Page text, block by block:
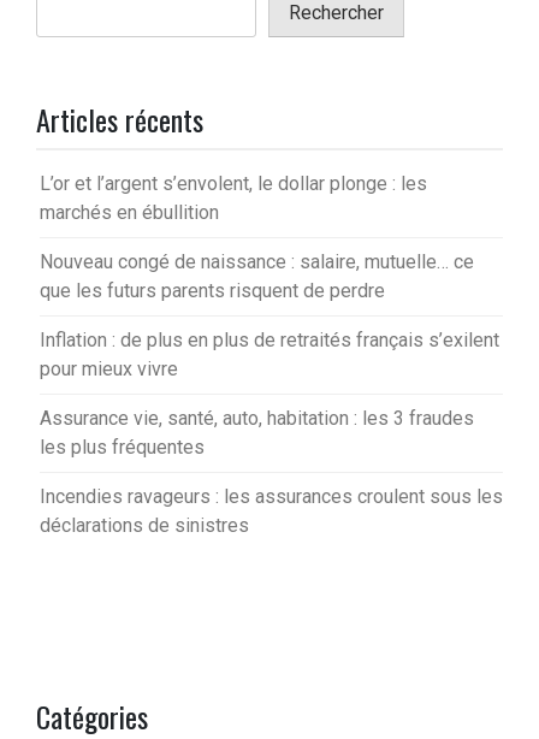
Rechercher
Articles récents
L’or et l’argent s’envolent, le dollar plonge : les
marchés en ébullition
Nouveau congé de naissance : salaire, mutuelle… ce
que les futurs parents risquent de perdre
Inflation : de plus en plus de retraités français s’exilent
pour mieux vivre
Assurance vie, santé, auto, habitation : les 3 fraudes
les plus fréquentes
Incendies ravageurs : les assurances croulent sous les
déclarations de sinistres
Catégories